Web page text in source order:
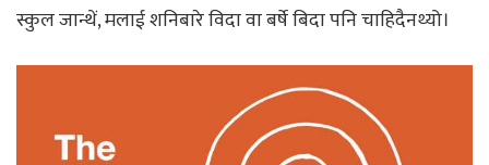
स्कुल जान्थें, मलाई शनिबारे विदा वा बर्षे बिदा पनि चाहिदैनथ्यो।